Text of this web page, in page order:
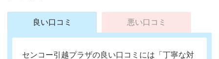
良い口コミ 悪い口コミ
センコー引越プラザの良い口コミには「丁寧な対